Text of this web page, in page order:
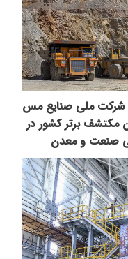
شرکت ملی صنایع مس
مکتشف برتر کشور در
صنعت و معدن